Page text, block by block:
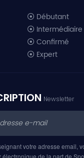
Débutant
Intermédiaire
Confirmé
Expert
Newsletter
votre adresse email,
électronique de la part de